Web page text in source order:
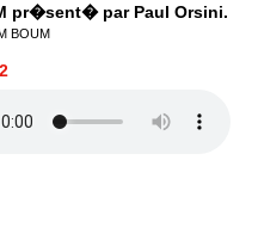
pr�sent� par Paul Orsini.
BOUM